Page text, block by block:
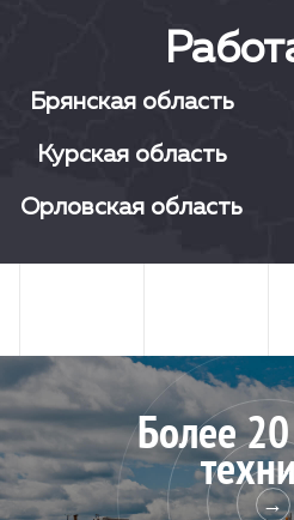
Брянская область
Курская область
Орловская область
Более